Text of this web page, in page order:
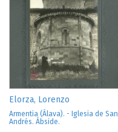
Elorza, Lorenzo
Armentia (Álava). - Iglesia de San
Andrés. Ábside.